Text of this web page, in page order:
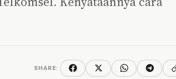
SHARE: FacebookTwitter/XWhatsAppTelegram